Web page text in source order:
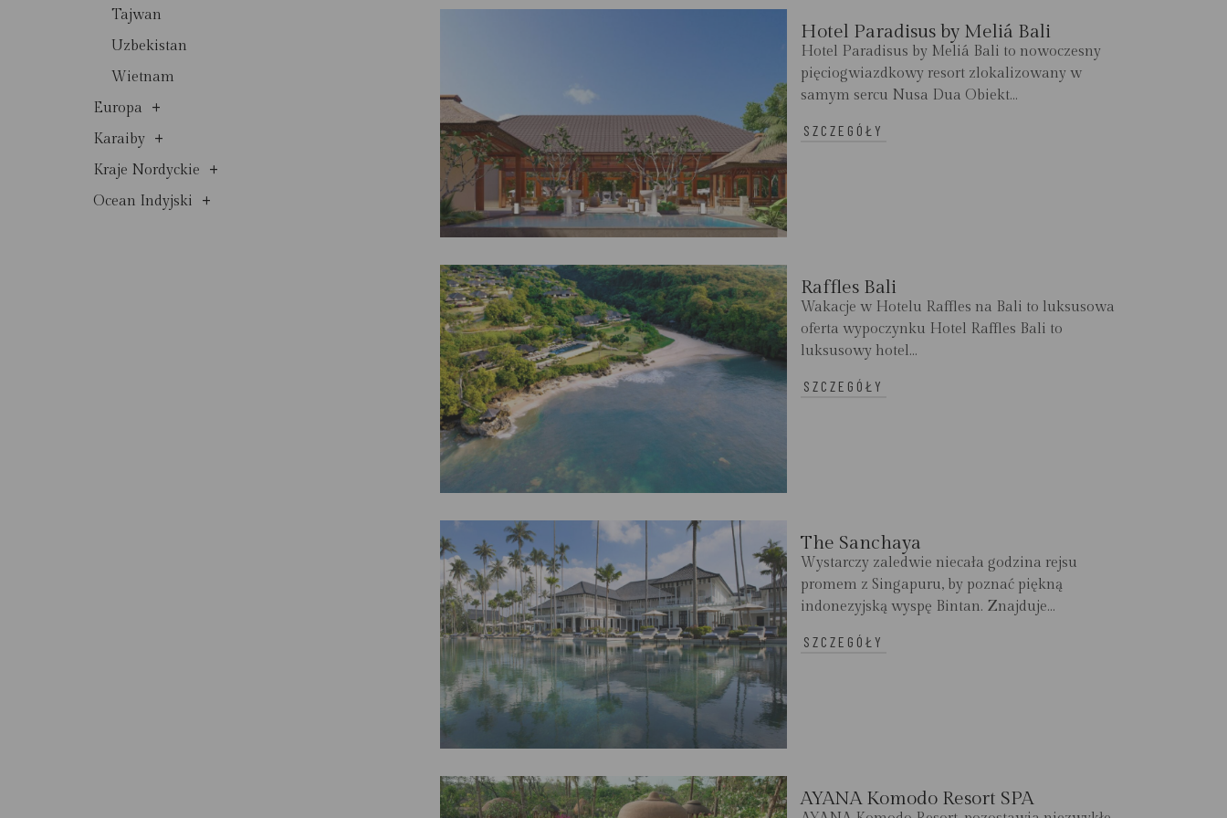
Tajwan
Uzbekistan
Wietnam
Europa
+
Karaiby +
Kraje Nordyckie +
Ocean Indyjski +
Hotel Paradisus by Meliá Bali
Hotel Paradisus by Meliá Bali to nowoczesny
pięciogwiazdkowy resort zlokalizowany w
samym sercu Nusa Dua Obiekt...
SZCZEGÓŁY
Raffles Bali
Wakacje w Hotelu Raffles na Bali to luksusowa
oferta wypoczynku Hotel Raffles Bali to
luksusowy hotel...
SZCZEGÓŁY
The Sanchaya
Wystarczy zaledwie niecała godzina rejsu
promem z Singapuru, by poznać piękną
indonezyjską wyspę Bintan. Znajduje...
SZCZEGÓŁY
AYANA Komodo Resort SPA